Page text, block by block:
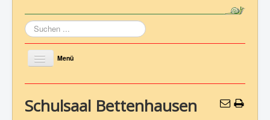
Suchen
...
Toggle
Navigation
Menü
Zunft
Schulsaal Bettenhausen